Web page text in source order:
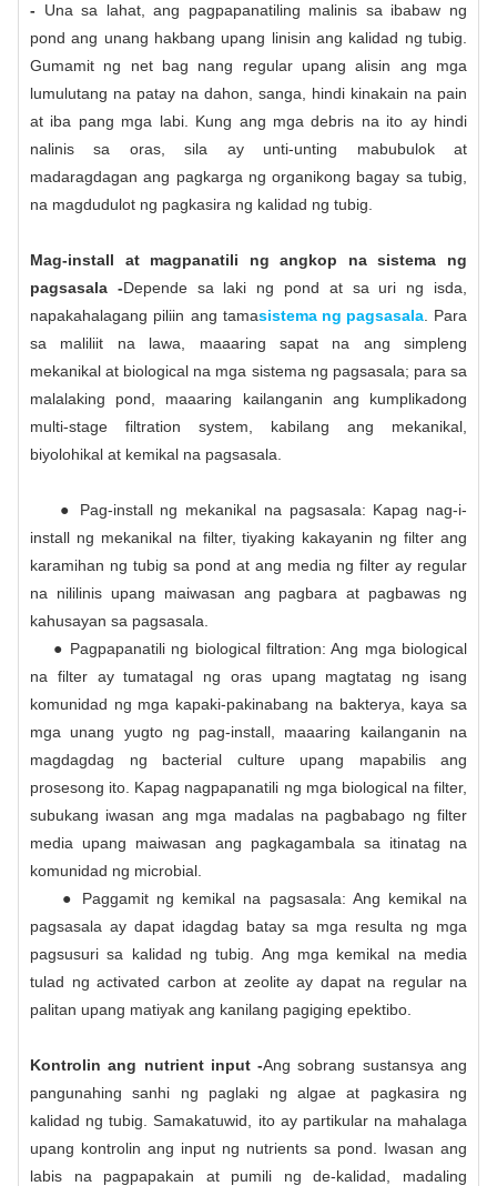
- Una sa lahat, ang pagpapanatiling malinis sa ibabaw ng
pond ang unang hakbang upang linisin ang kalidad ng tubig.
Gumamit ng net bag nang regular upang alisin ang mga
lumulutang na patay na dahon, sanga, hindi kinakain na pain
at iba pang mga labi. Kung ang mga debris na ito ay hindi
nalinis sa oras, sila ay unti-unting mabubulok at
madaragdagan ang pagkarga ng organikong bagay sa tubig,
na magdudulot ng pagkasira ng kalidad ng tubig.
Mag-install at magpanatili ng angkop na sistema ng
pagsasala -Depende sa laki ng pond at sa uri ng isda,
napakahalagang piliin ang tamasistema ng pagsasala. Para
sa maliliit na lawa, maaaring sapat na ang simpleng
mekanikal at biological na mga sistema ng pagsasala; para sa
malalaking pond, maaaring kailanganin ang kumplikadong
multi-stage filtration system, kabilang ang mekanikal,
biyolohikal at kemikal na pagsasala.
● Pag-install ng mekanikal na pagsasala: Kapag nag-i-
install ng mekanikal na filter, tiyaking kakayanin ng filter ang
karamihan ng tubig sa pond at ang media ng filter ay regular
na nililinis upang maiwasan ang pagbara at pagbawas ng
kahusayan sa pagsasala.
● Pagpapanatili ng biological filtration: Ang mga biological
na filter ay tumatagal ng oras upang magtatag ng isang
komunidad ng mga kapaki-pakinabang na bakterya, kaya sa
mga unang yugto ng pag-install, maaaring kailanganin na
magdagdag ng bacterial culture upang mapabilis ang
prosesong ito. Kapag nagpapanatili ng mga biological na filter,
subukang iwasan ang mga madalas na pagbabago ng filter
media upang maiwasan ang pagkagambala sa itinatag na
komunidad ng microbial.
● Paggamit ng kemikal na pagsasala: Ang kemikal na
pagsasala ay dapat idagdag batay sa mga resulta ng mga
pagsusuri sa kalidad ng tubig. Ang mga kemikal na media
tulad ng activated carbon at zeolite ay dapat na regular na
palitan upang matiyak ang kanilang pagiging epektibo.
Kontrolin ang nutrient input -Ang sobrang sustansya ang
pangunahing sanhi ng paglaki ng algae at pagkasira ng
kalidad ng tubig. Samakatuwid, ito ay partikular na mahalaga
upang kontrolin ang input ng nutrients sa pond. Iwasan ang
labis na pagpapakain at pumili ng de-kalidad, madaling